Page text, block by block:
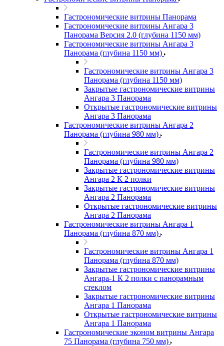
Гастрономические витрины Панорама
Гастрономические витрины Ангара 3
Панорама Версия 2.0 (глубина 1150 мм)
Гастрономические витрины Ангара 3
Панорама (глубина 1150 мм)
Гастрономические витрины Ангара 3
Панорама (глубина 1150 мм)
Закрытые гастрономические витрины
Ангара 3 Панорама
Открытые гастрономические витрины
Ангара 3 Панорама
Гастрономические витрины Ангара 2
Панорама (глубина 980 мм)
Гастрономические витрины Ангара 2
Панорама (глубина 980 мм)
Закрытые гастрономические витрины
Ангара 2 К 2 полки
Закрытые гастрономические витрины
Ангара 2 Панорама
Открытые гастрономические витрины
Ангара 2 Панорама
Гастрономические витрины Ангара 1
Панорама (глубина 870 мм)
Гастрономические витрины Ангара 1
Панорама (глубина 870 мм)
Закрытые гастрономические витрины
Ангара-1 К 2 полки с панорамным
стеклом
Закрытые гастрономические витрины
Ангара 1 Панорама
Открытые гастрономические витрины
Ангара 1 Панорама
Гастрономические эконом витрины Ангара
75 Панорама (глубина 750 мм)